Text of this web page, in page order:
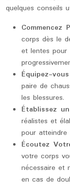
quelques conseils
Commencez
corps dès le
et lentes pour
Équipez-
paire de
les blessures.
Établissez
réalistes et
pour
Écoutez
votre corps
nécessaire et
en cas de